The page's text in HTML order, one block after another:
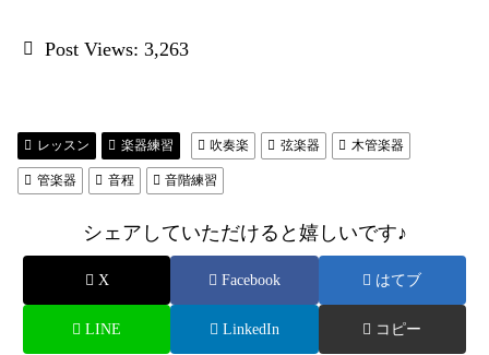
Post Views: 3,263
レッスン 楽器練習 吹奏楽 弦楽器 木管楽器
管楽器 音程 音階練習
シェアしていただけると嬉しいです♪
X Facebook はてブ
LINE LinkedIn コピー